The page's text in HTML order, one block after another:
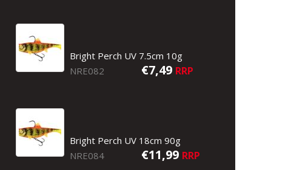
Bright Perch UV 7.5cm 10g
NRE082
€7,49 RRP
Bright Perch UV 18cm 90g
NRE084
€11,99 RRP